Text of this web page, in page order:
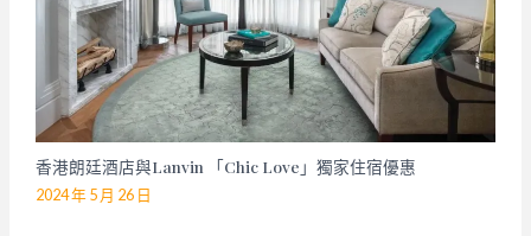
香港朗廷酒店與Lanvin 「Chic Love」獨家住宿優惠
2024 年 5 月 26 日